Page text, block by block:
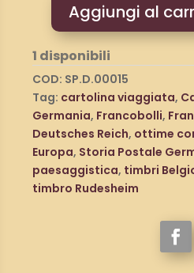
Germania
Storia
Postale
Cartolina
da
Rudesheim
am
Rhein
-
Das
Aggiungi al
1 disponibili
COD: SP.D.00015
Tag: cartolina viaggiata,
Germania, Francobolli,
Deutsches Reich, ottime
Europa, Storia Postale
paesaggistica, timbri
timbro Rudesheim